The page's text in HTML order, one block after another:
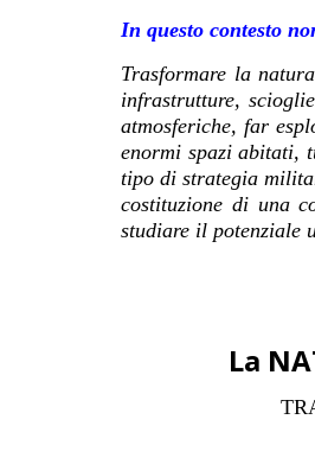
In questo contesto
Trasformare la
infrastrutture,
atmosferiche, far
enormi spazi abitati,
tipo di strategia
costituzione di una
studiare il potenziale
La